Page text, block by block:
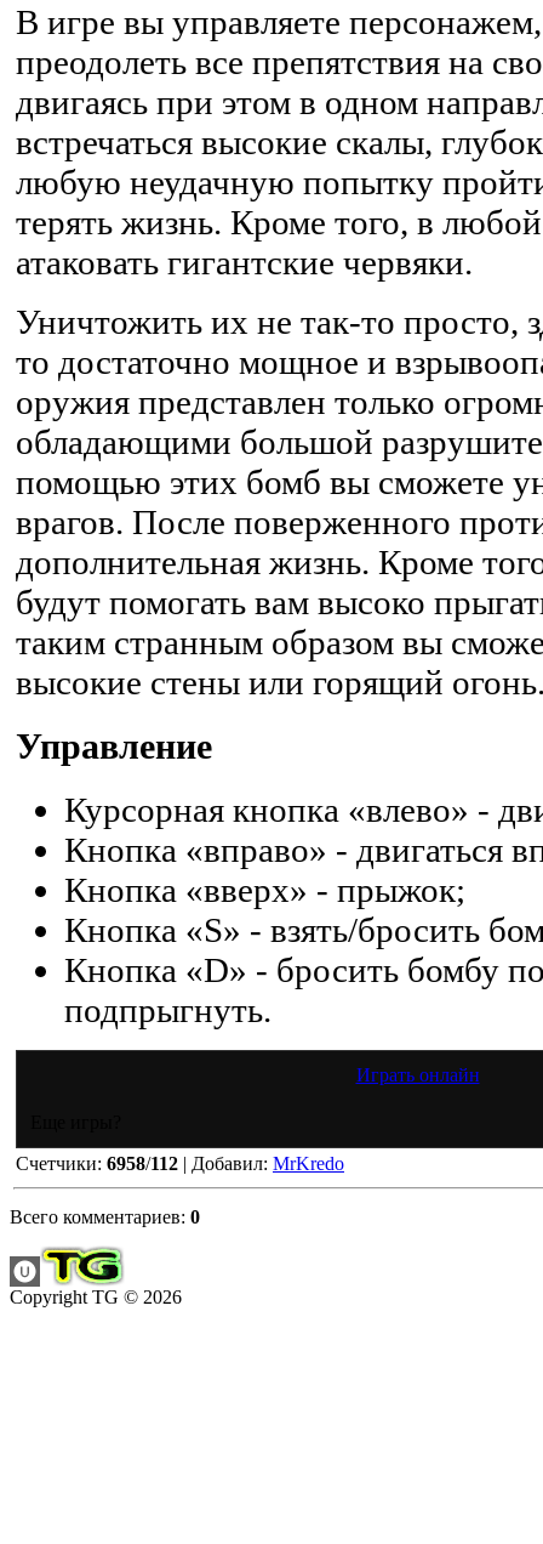
В игре вы управляете
преодолеть все препятствия на
двигаясь при этом в одном
встречаться высокие скалы,
любую неудачную попытку
терять жизнь. Кроме того, в
атаковать гигантские червяки.
Уничтожить их не так-то просто,
то достаточно мощное и
оружия представлен только
обладающими большой
помощью этих бомб вы сможете
врагов. После поверженного
дополнительная жизнь. Кроме
будут помогать вам высоко
таким странным образом вы
высокие стены или горящий
Управление
Курсорная кнопка «влево» -
Кнопка «вправо» - двигаться
Кнопка «вверх» - прыжок;
Кнопка «S» - взять/бросить
Кнопка «D» - бросить бомбу
подпрыгнуть.
Играть онлайн
Счетчики: 6958/112 | Добавил: MrKredo
Всего комментариев: 0
Copyright TG © 2026